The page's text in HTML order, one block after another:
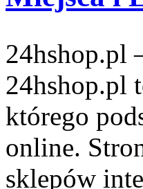
24hshop.pl
24hshop.pl
którego
online.
sklepów